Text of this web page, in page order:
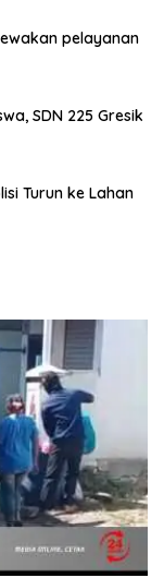
pelayanan
SDN 225 Gresik
Turun ke Lahan